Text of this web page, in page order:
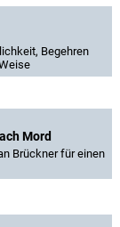
Begehren
Mord
Brückner für einen